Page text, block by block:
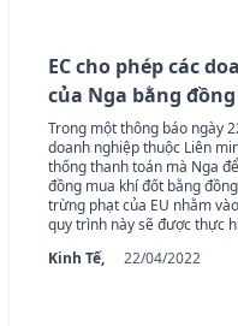
EC cho phép các
của Nga bằng
Trong một thông báo ngày
doanh nghiệp thuộc Liên
thống thanh toán mà Nga
đồng mua khí đốt bằng
trừng phạt của EU nhằm
quy trình này sẽ được thực
Kinh Tế,
22/04/2022